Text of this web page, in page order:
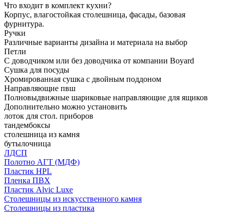
Что входит в комплект кухни?
Корпус, влагостойкая столешница, фасады, базовая
фурнитура.
Ручки
Различные варианты дизайна и материала на выбор
Петли
С доводчиком или без доводчика от компании Boyard
Сушка для посуды
Хромированная сушка с двойным поддоном
Направляющие пвш
Полновыдвижные шариковые направляющие для ящиков
Дополнительно можно установить
лоток для стол. приборов
тандембоксы
столешница из камня
бутылочница
ЛДСП
Полотно АГТ (МДФ)
Пластик HPL
Пленка ПВХ
Пластик Alvic Luxe
Столешницы из искусственного камня
Столешницы из пластика